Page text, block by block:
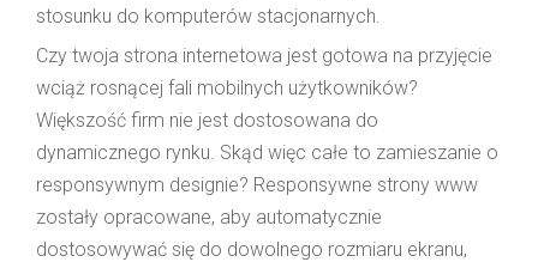
stosunku do komputerów stacjonarnych.
Czy twoja strona internetowa jest gotowa na przyjęcie
wciąż rosnącej fali mobilnych użytkowników?
Większość firm nie jest dostosowana do
dynamicznego rynku. Skąd więc całe to zamieszanie o
responsywnym designie? Responsywne strony www
zostały opracowane, aby automatycznie
dostosowywać się do dowolnego rozmiaru ekranu,